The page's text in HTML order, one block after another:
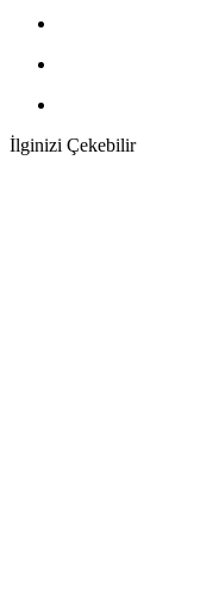
İlginizi Çekebilir